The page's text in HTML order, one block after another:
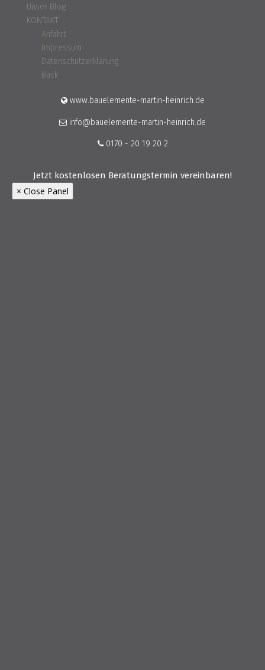
Unser Blog
KONTAKT
Anfahrt
Impressum
Datenschutzerklärung
Back
www.bauelemente-martin-heinrich.de
info@bauelemente-martin-heinrich.de
0170 - 20 19 20 2
Jetzt kostenlosen Beratungstermin vereinbaren!
× Close Panel